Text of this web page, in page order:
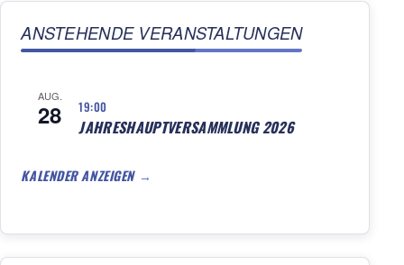
ANSTEHENDE VERANSTALTUNGEN
AUG.
28 19:00
JAHRESHAUPTVERSAMMLUNG 2026
KALENDER ANZEIGEN